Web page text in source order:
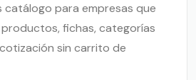
catálogo para empresas que
fichas, categorías
sin carrito de